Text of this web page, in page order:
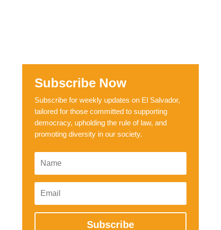
Subscribe Now
Subscribe for weekly updates on El Salvador,
tailored for those committed to supporting
democracy, upholding the rule of law, and
promoting diversity in our society.
Subscribe